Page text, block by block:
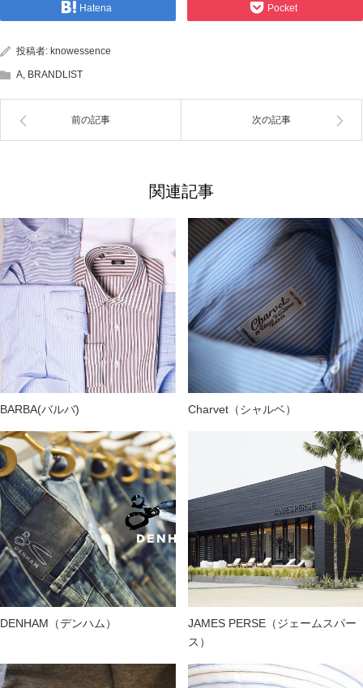
Hatena Pocket
投稿者: knowessence
A BRANDLIST
前の記事 次の記事
関連記事
BARBA(バルバ) Charvet（シャルベ）
DENHAM（デンハム）
JAMES PERSE（ジェームスパー
ス）